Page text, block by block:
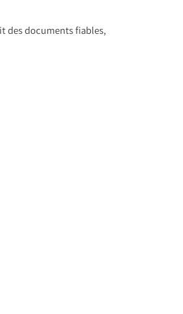
des documents fiables,